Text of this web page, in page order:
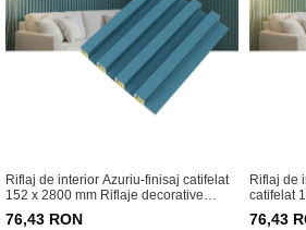
Riflaj de interior Azuriu-finisaj catifelat
152 x 2800 mm Riflaje decorative
pentru living și dormitor
76,43 RON
Riflaj de
catifelat
76,43